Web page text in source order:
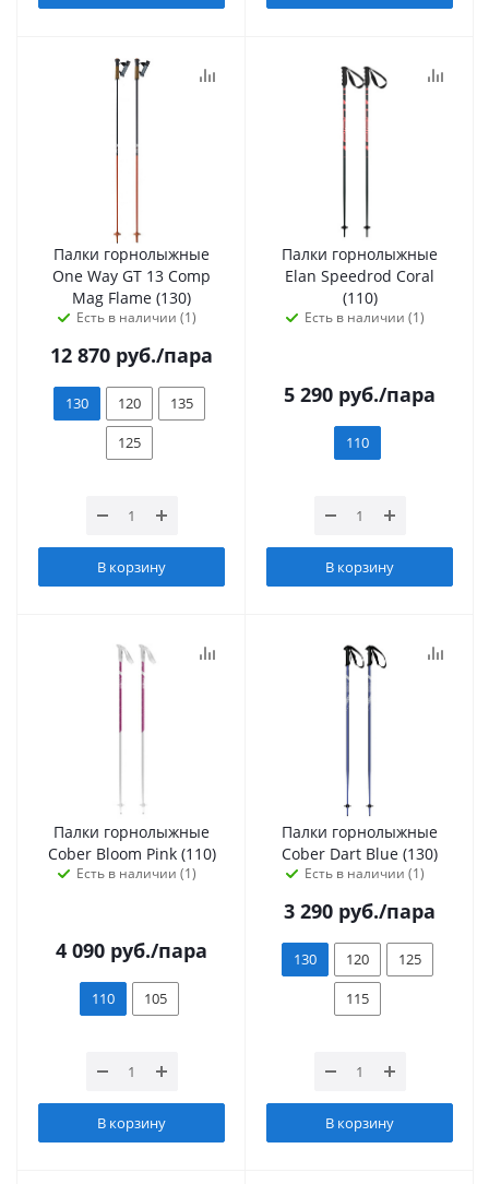
Палки горнолыжные
One Way GT 13 Comp
Mag Flame (130)
Есть в наличии (1)
12 870 руб./пара
130 120
135
125
В корзину
Палки горнолыжные
Elan Speedrod Coral
(110)
Есть в наличии (1)
5 290 руб./пара
110
В корзину
Палки горнолыжные
Cober Bloom Pink (110)
Есть в наличии (1)
4 090 руб./пара
110 105
В корзину
Палки горнолыжные
Cober Dart Blue (130)
Есть в наличии (1)
3 290 руб./пара
130 120
125
115
В корзину